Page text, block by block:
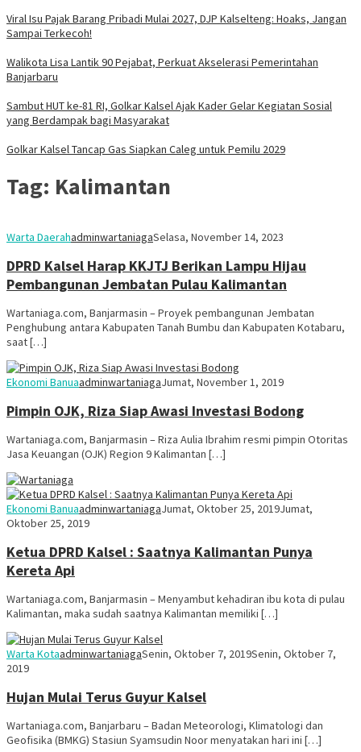
Viral Isu Pajak Barang Pribadi Mulai 2027, DJP Kalselteng: Hoaks, Jangan
Sampai Terkecoh!
Walikota Lisa Lantik 90 Pejabat, Perkuat Akselerasi Pemerintahan
Banjarbaru
Sambut HUT ke-81 RI, Golkar Kalsel Ajak Kader Gelar Kegiatan Sosial
yang Berdampak bagi Masyarakat
Golkar Kalsel Tancap Gas Siapkan Caleg untuk Pemilu 2029
Tag: Kalimantan
Warta DaerahadminwartaniagaSelasa, November 14, 2023
DPRD Kalsel Harap KKJTJ Berikan Lampu Hijau
Pembangunan Jembatan Pulau Kalimantan
Wartaniaga.com, Banjarmasin – Proyek pembangunan Jembatan
Penghubung antara Kabupaten Tanah Bumbu dan Kabupaten Kotabaru,
saat […]
Ekonomi BanuaadminwartaniagaJumat, November 1, 2019
Pimpin OJK, Riza Siap Awasi Investasi Bodong
Wartaniaga.com, Banjarmasin – Riza Aulia Ibrahim resmi pimpin Otoritas
Jasa Keuangan (OJK) Region 9 Kalimantan […]
Ekonomi BanuaadminwartaniagaJumat, Oktober 25, 2019Jumat,
Oktober 25, 2019
Ketua DPRD Kalsel : Saatnya Kalimantan Punya
Kereta Api
Wartaniaga.com, Banjarmasin – Menyambut kehadiran ibu kota di pulau
Kalimantan, maka sudah saatnya Kalimantan memiliki […]
Warta KotaadminwartaniagaSenin, Oktober 7, 2019Senin, Oktober 7,
2019
Hujan Mulai Terus Guyur Kalsel
Wartaniaga.com, Banjarbaru – Badan Meteorologi, Klimatologi dan
Geofisika (BMKG) Stasiun Syamsudin Noor menyatakan hari ini […]